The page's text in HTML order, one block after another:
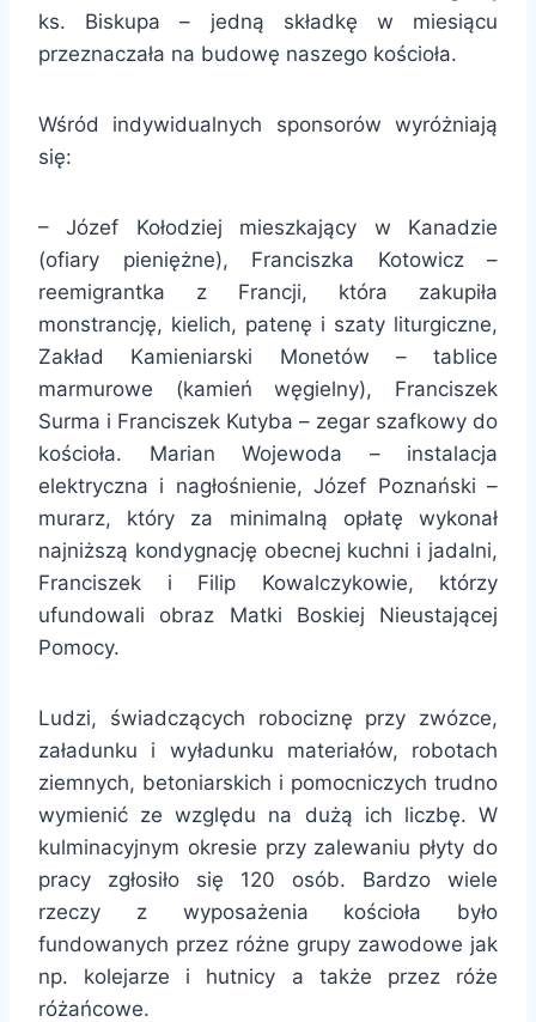
ks. Biskupa – jedną składkę w miesiącu
przeznaczała na budowę naszego kościoła.
Wśród indywidualnych sponsorów wyróżniają
się:
– Józef Kołodziej mieszkający w Kanadzie
(ofiary pieniężne), Franciszka Kotowicz –
reemigrantka z Francji, która zakupiła
monstrancję, kielich, patenę i szaty liturgiczne,
Zakład Kamieniarski Monetów – tablice
marmurowe (kamień węgielny), Franciszek
Surma i Franciszek Kutyba – zegar szafkowy do
kościoła. Marian Wojewoda – instalacja
elektryczna i nagłośnienie, Józef Poznański –
murarz, który za minimalną opłatę wykonał
najniższą kondygnację obecnej kuchni i jadalni,
Franciszek i Filip Kowalczykowie, którzy
ufundowali obraz Matki Boskiej Nieustającej
Pomocy.
Ludzi, świadczących robociznę przy zwózce,
załadunku i wyładunku materiałów, robotach
ziemnych, betoniarskich i pomocniczych trudno
wymienić ze względu na dużą ich liczbę. W
kulminacyjnym okresie przy zalewaniu płyty do
pracy zgłosiło się 120 osób. Bardzo wiele
rzeczy z wyposażenia kościoła było
fundowanych przez różne grupy zawodowe jak
np. kolejarze i hutnicy a także przez róże
różańcowe.